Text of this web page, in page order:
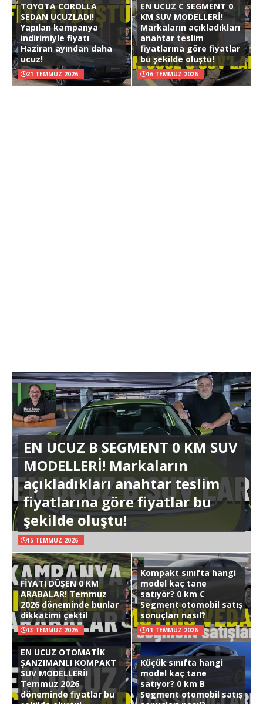
TOYOTA COROLLA
SEDAN UCUZLADI!
Yapılan kampanya
indirimiyle fiyatı
Haziran ayından daha
ucuz!
21 TEMMUZ 2026
EN UCUZ C SEGMENT 0
KM SUV MODELLERİ!
Markaların açıkladıkları
anahtar teslim
fiyatlarına göre fiyatlar
bu şekilde oluştu!
16 TEMMUZ 2026
EN UCUZ B SEGMENT 0 KM SUV
MODELLERİ! Markaların
açıkladıkları anahtar teslim
fiyatlarına göre fiyatlar bu
şekilde oluştu!
15 TEMMUZ 2026
FİYATI DÜŞEN 0 KM
ARABALAR! Temmuz
2026 döneminde bunlar
dikkatimi çekti!
13 TEMMUZ 2026
Kompakt sınıfta hangi
model kaç tane
satıyor? 0 km C
Segment otomobil satış
sonuçları nasıl?
11 TEMMUZ 2026
EN UCUZ OTOMATİK
ŞANZIMANLI KOMPAKT
SUV MODELLERİ!
Temmuz 2026
döneminde fiyatlar bu
Küçük sınıfta hangi
model kaç tane
satıyor? 0 km B
Segment otomobil satış